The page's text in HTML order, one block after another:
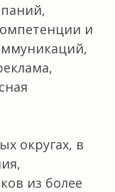
и
округах, в
из более